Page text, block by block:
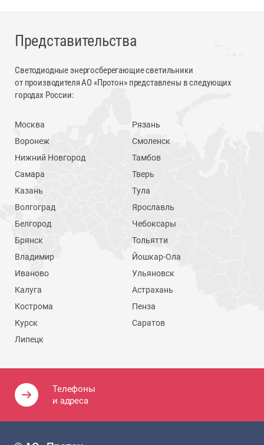
Телефоны
и адреса
Представительства
Светодиодные энергосберегающие светильники
от производителя АО «Протон» представлены в следующих
городах России:
Москва
Воронеж
Нижний Новгород
Самара
Казань
Волгоград
Белгород
Брянск
Владимир
Иваново
Калуга
Кострома
Курск
Липецк
Рязань
Смоленск
Тамбов
Тверь
Тула
Ярославль
Чебоксары
Тольятти
Йошкар-Ола
Ульяновск
Астрахань
Пенза
Саратов